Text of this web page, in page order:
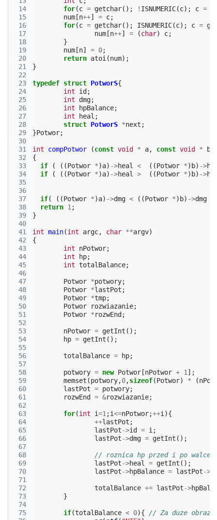
14
15
16
17
18
19
20
21
22
23
24
25
26
27
28
29
30
31
32
33
34
35
36
37
38
39
40
41
42
43
44
45
46
47
48
49
50
51
52
53
54
55
56
57
58
59
60
61
62
63
64
65
66
67
68
69
70
71
72
73
74
75
for(c = getchar(); ! ISNUMERIC(c); c =
num [n++] = c;
for(c = getchar(); ISNUMERIC(c); c =
num [n++] = (char) c;
}
num [n] = 0;
return atoi (num);
}
typedef struct PotworS{
int
id ;
int
dmg;
int
hpBalance;
int
heal ;
struct PotworS *next ;
}Potwor;
int compPotwor (const void * a, const void * b
{
if
( ((Potwor *)a) ->heal < ((Potwor *) b) ->
if
( ((Potwor *)a) ->heal > ((Potwor *) b) ->
if( ((Potwor *)a) ->dmg < ((Potwor *) b) ->dmg
return 1 ;
}
int main(int argc, char **argv)
{
int
nPotwor;
int
hp;
int totalBalance;
Potwor *potwory;
Potwor *lastPot ;
Potwor *tmp;
Potwor
rozwiazanie;
Potwor *rozwEnd ;
nPotwor = getInt ();
hp = getInt ();
totalBalance = hp;
potwory = new Potwor [nPotwor + 1 ];
memset (potwory,0,sizeof(Potwor) * (
lastPot = potwory;
rozwEnd
= &rozwiazanie;
for(int i=1 ;i<=nPotwor;++i ){
++lastPot ;
lastPot->id = i ;
lastPot->dmg = getInt ();
// roznica hp przed i po walce
lastPot->heal = getInt ();
lastPot->hpBalance = lastPot->
totalBalance += lastPot->
}
if(totalBalance < 0){
// Za duze